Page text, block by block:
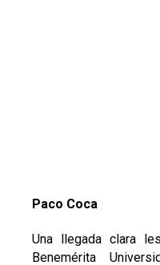
Paco Coca
Una llegada clara
Benemérita